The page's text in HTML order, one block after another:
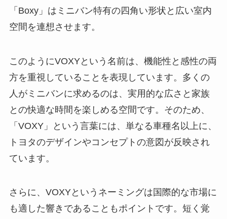
「Boxy」はミニバン特有の四角い形状と広い室内
空間を連想させます。
このようにVOXYという名前は、機能性と感性の両
方を重視していることを表現しています。多くの
人がミニバンに求めるのは、実用的な広さと家族
との快適な時間を楽しめる空間です。そのため、
「VOXY」という言葉には、単なる車種名以上に、
トヨタのデザインやコンセプトの意図が反映され
ています。
さらに、VOXYというネーミングは国際的な市場に
も適した響きであることもポイントです。短く覚